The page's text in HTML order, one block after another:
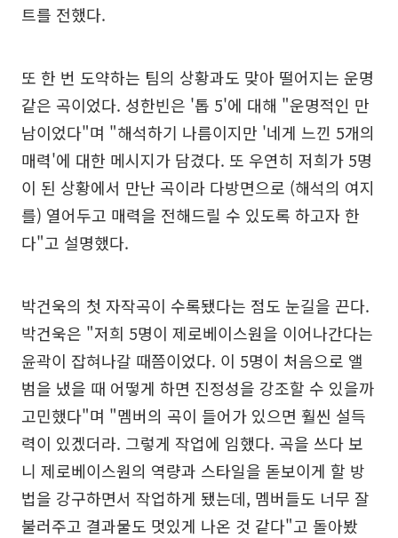
트를 전했다.
또 한 번 도약하는 팀의 상황과도 맞아 떨어지는 운명
같은 곡이었다. 성한빈은 '톱 5'에 대해 "운명적인 만
남이었다"며 "해석하기 나름이지만 '네게 느낀 5개의
매력'에 대한 메시지가 담겼다. 또 우연히 저희가 5명
이 된 상황에서 만난 곡이라 다방면으로 (해석의 여지
를) 열어두고 매력을 전해드릴 수 있도록 하고자 한
다"고 설명했다.
박건욱의 첫 자작곡이 수록됐다는 점도 눈길을 끈다.
박건욱은 "저희 5명이 제로베이스원을 이어나간다는
윤곽이 잡혀나갈 때쯤이었다. 이 5명이 처음으로 앨
범을 냈을 때 어떻게 하면 진정성을 강조할 수 있을까
고민했다"며 "멤버의 곡이 들어가 있으면 훨씬 설득
력이 있겠더라. 그렇게 작업에 임했다. 곡을 쓰다 보
니 제로베이스원의 역량과 스타일을 돋보이게 할 방
법을 강구하면서 작업하게 됐는데, 멤버들도 너무 잘
불러주고 결과물도 멋있게 나온 것 같다"고 돌아봤